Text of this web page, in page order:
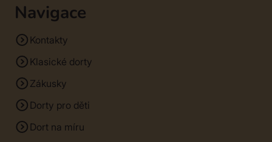
Navigace
Kontakty
Klasické dorty
Zákusky
Dorty pro děti
Dort na míru